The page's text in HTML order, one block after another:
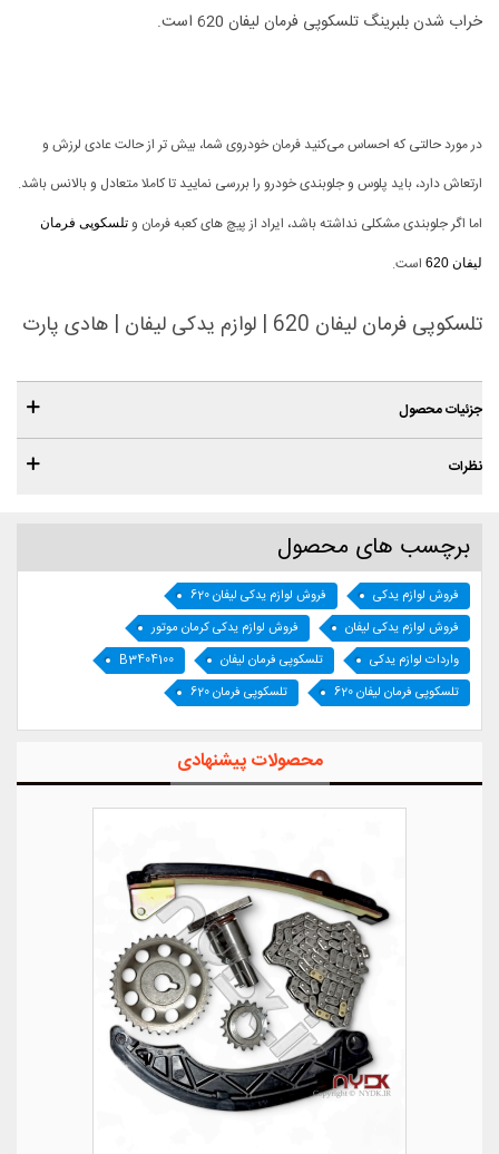
خراب شدن بلبرینگ تلسکوپی فرمان لیفان 620 است.
در مورد حالتی که احساس می‌کنید فرمان خودروی شما، بیش تر از حالت عادی لرزش و
ارتعاش دارد، باید پلوس و جلوبندی خودرو را بررسی نمایید تا کاملا متعادل و بالانس باشد.
اما اگر جلوبندی مشکلی نداشته باشد، ایراد از پیچ های کعبه فرمان و تلسکوپی فرمان
لیفان 620 است.
تلسکوپی فرمان لیفان 620 | لوازم یدکی لیفان | هادی پارت
جزئیات محصول
نظرات
برچسب های محصول
فروش لوازم یدکی
فروش لوازم یدکی لیفان 620
فروش لوازم یدکی لیفان
فروش لوازم یدکی کرمان موتور
واردات لوازم یدکی
تلسکوپی فرمان لیفان
B3404100
تلسکوپی فرمان لیفان 620
تلسکوپی فرمان 620
محصولات پیشنهادی